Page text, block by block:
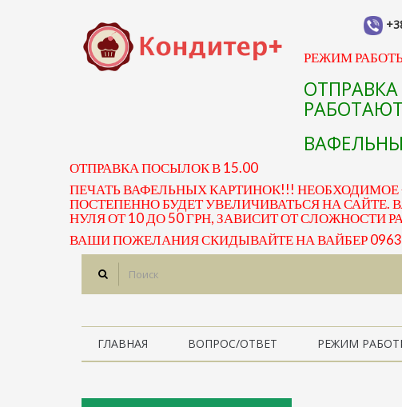
РЕЖИМ
ОТПРАВКА ПОСЫЛОК В 15.00
ПЕЧАТЬ ВАФЕЛЬНЫХ КАРТИНОК!!!
ПОСТЕПЕННО БУДЕТ УВЕЛИЧИВАТЬСЯ НА САЙТЕ.
НУЛЯ ОТ 10 ДО 50 ГРН, ЗАВИСИТ ОТ СЛОЖНОСТИ
ВАШИ ПОЖЕЛАНИЯ СКИДЫВАЙТЕ НА ВАЙБЕР
ГЛАВНАЯ ВОПРОС/ОТВЕТ РЕЖИМ